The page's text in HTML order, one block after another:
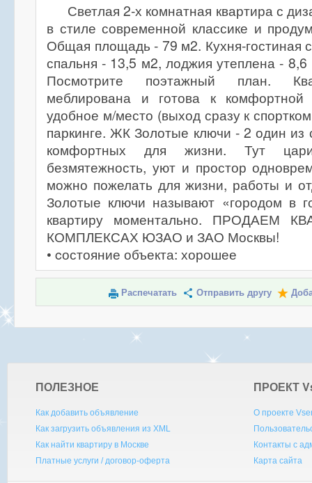
Светлая 2-х комнатная квартира с
в стиле современной классике и
Общая площадь - 79 м2. Кухня-гостиная
спальня - 13,5 м2, лоджия утеплена -
Посмотрите поэтажный план.
меблирована и готова к
удобное м/место (выход сразу к
паркинге. ЖК Золотые ключи - 2 один
комфортных для жизни. Тут
безмятежность, уют и простор
можно пожелать для жизни, работы и
Золотые ключи называют «городом в
квартиру моментально. ПРОДАЕМ
КОМПЛЕКСАХ ЮЗАО и ЗАО Москвы!
• cостояние объекта: хорошее
Распечатать Отправить другу
ПОЛЕЗНОЕ
Как добавить объявление
Как загрузить объявления из XML
Как найти квартиру в Москве
Платные услуги / договор-оферта
ПРОЕКТ V
О проекте
Контакты с
Карта сайта